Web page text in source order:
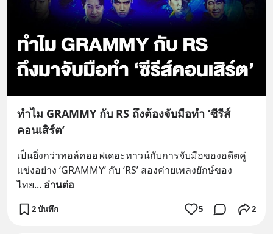
ทำไม GRAMMY กับ RS ถึงต้องจับมือทำ ‘ซีรีส์
คอนเสิร์ต’
เป็นยิ่งกว่าทอล์คออฟเดอะทาวน์กับการจับมือของอดีตคู่
แข่งอย่าง ‘GRAMMY’ กับ ‘RS’ สองค่ายเพลงยักษ์ของ
ไทย... อ่านต่อ
2 บันทึก 5 2